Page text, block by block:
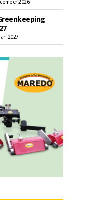
2026
2027